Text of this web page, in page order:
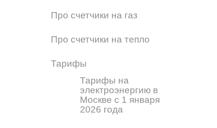
Про счетчики на газ
Про счетчики на тепло
Тарифы
Тарифы на
электроэнергию в
Москве с 1 января
2026 года